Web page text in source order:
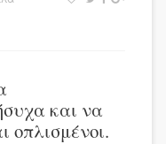
και να
οπλισμένοι.